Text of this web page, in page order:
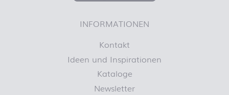
INFORMATIONEN
Kontakt
Ideen und Inspirationen
Kataloge
Newsletter